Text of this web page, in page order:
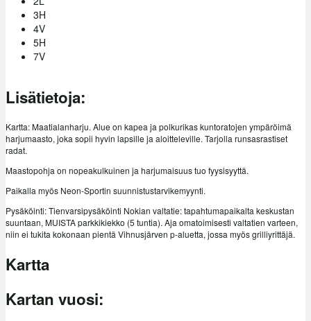
3H
4V
5H
7V
Lisätietoja:
Kartta: Maatialanharju. Alue on kapea ja polkurikas kuntoratojen ympäröimä
harjumaasto, joka sopii hyvin lapsille ja aloitteleville. Tarjolla runsasrastiset
radat.
Maastopohja on nopeakulkuinen ja harjumaisuus tuo fyysisyyttä.
Paikalla myös Neon-Sportin suunnistustarvikemyynti.
Pysäköinti: Tienvarsipysäköinti Nokian valtatie: tapahtumapaikalta keskustan
suuntaan, MUISTA parkkikiekko (5 tuntia). Aja omatoimisesti valtatien varteen,
niin ei tukita kokonaan pientä Vihnusjärven p-aluetta, jossa myös grilliyrittäjä.
Kartta
Kartan vuosi: